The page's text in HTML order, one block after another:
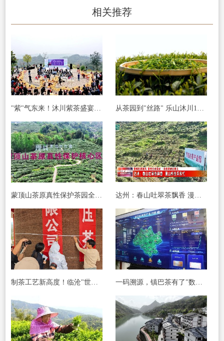
相关推荐
"紫"气东来！沐川紫茶盛宴即将启幕！
制茶工艺新高度！临沧"世界最大紧压茶"创吉尼